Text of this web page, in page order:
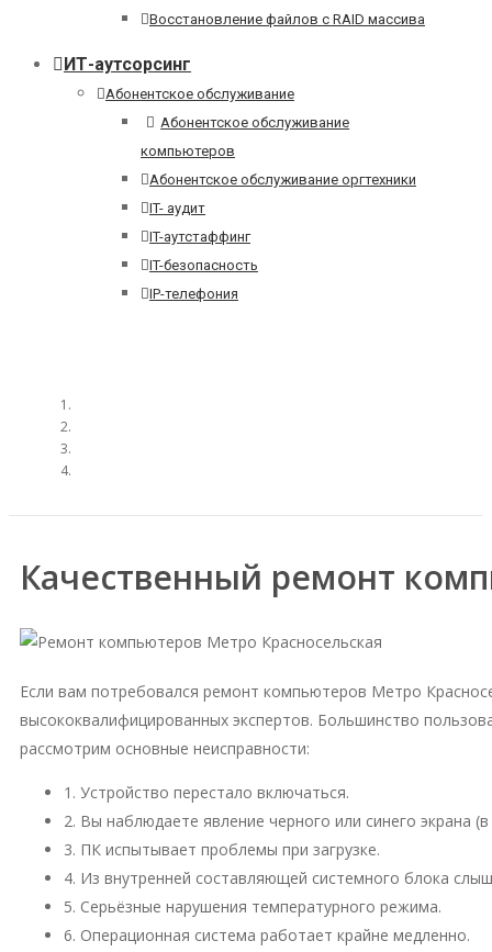
Восстановление файлов с RAID массива
ИТ-аутсорсинг
Абонентское обслуживание
Абонентское обслуживание
компьютеров
Абонентское обслуживание оргтехники
IT- аудит
IT-аутстаффинг
IT-безопасность
IP-телефония
Качественный ремонт
Если вам потребовался ремонт компьютеров Метро
высококвалифицированных экспертов. Большинство
рассмотрим основные неисправности:
1. Устройство перестало включаться.
2. Вы наблюдаете явление черного или синего экрана
3. ПК испытывает проблемы при загрузке.
4. Из внутренней составляющей системного блока
5. Серьёзные нарушения температурного режима.
6. Операционная система работает крайне медленно.